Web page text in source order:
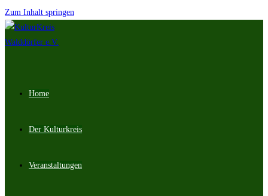
Zum Inhalt springen
Home
Der Kulturkreis
Veranstaltungen